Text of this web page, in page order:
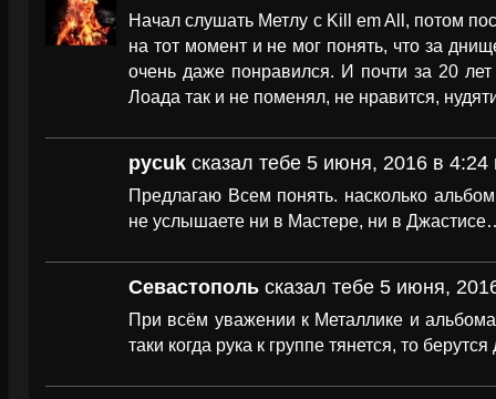
Начал слушать Метлу с Kill em All, потом
на тот момент и не мог понять, что за
очень даже понравился. И почти за 20
Лоада так и не поменял, не нравится,
pycuk сказал тебе 5 июня, 2016 в 4:24
Предлагаю Всем понять. насколько
не услышаете ни в Мастере, ни в
Севастополь сказал тебе 5 июня,
При всём уважении к Металлике и
таки когда рука к группе тянется, то